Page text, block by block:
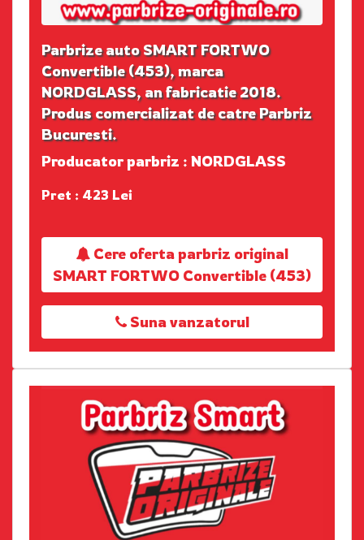
Parbrize auto SMART FORTWO
Convertible (453), marca
NORDGLASS, an fabricatie 2018.
Produs comercializat de catre Parbriz
Bucuresti.
Producator parbriz : NORDGLASS
Pret : 423 Lei
Cere oferta parbriz original
SMART FORTWO Convertible (453)
Suna vanzatorul